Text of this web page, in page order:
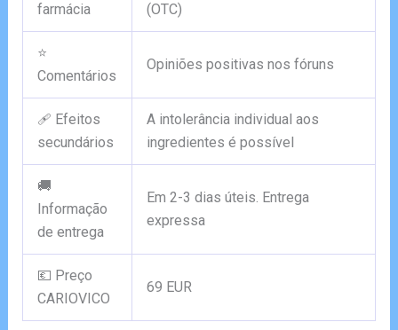
farmácia
(OTC)
⭐
Comentários
Opiniões positivas nos fóruns
🩹 Efeitos
secundários
A intolerância individual aos
ingredientes é possível
🚚
Informação
de entrega
Em 2-3 dias úteis. Entrega
expressa
💶 Preço
CARIOVICO
69 EUR